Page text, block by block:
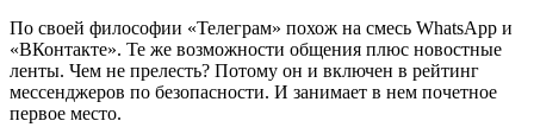
По своей философии «Телеграм» похож на смесь WhatsApp и
«ВКонтакте». Те же возможности общения плюс новостные
ленты. Чем не прелесть? Потому он и включен в рейтинг
мессенджеров по безопасности. И занимает в нем почетное
первое место.